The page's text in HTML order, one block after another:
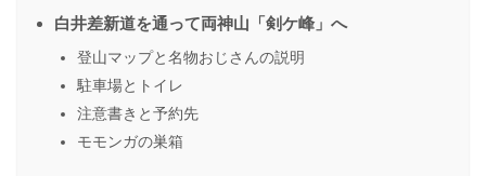
白井差新道を通って両神山「剣ケ峰」へ
登山マップと名物おじさんの説明
駐車場とトイレ
注意書きと予約先
モモンガの巣箱